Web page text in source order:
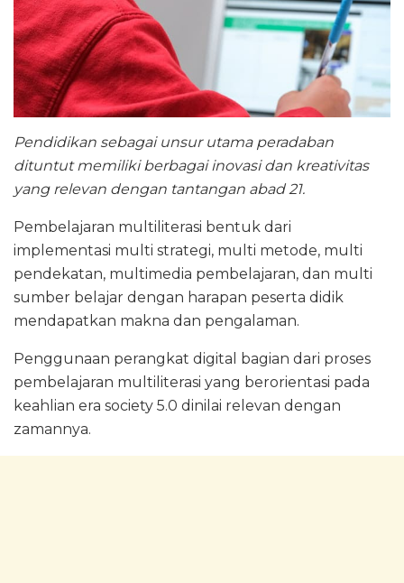
Pendidikan sebagai unsur utama peradaban
dituntut memiliki berbagai inovasi dan kreativitas
yang relevan dengan tantangan abad 21.
Pembelajaran multiliterasi bentuk dari
implementasi multi strategi, multi metode, multi
pendekatan, multimedia pembelajaran, dan multi
sumber belajar dengan harapan peserta didik
mendapatkan makna dan pengalaman.
Penggunaan perangkat digital bagian dari proses
pembelajaran multiliterasi yang berorientasi pada
keahlian era society 5.0 dinilai relevan dengan
zamannya.